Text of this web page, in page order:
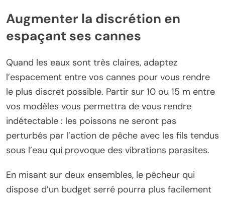
Augmenter la discrétion en
espaçant ses cannes
Quand les eaux sont très claires, adaptez
l’espacement entre vos cannes pour vous rendre
le plus discret possible. Partir sur 10 ou 15 m entre
vos modèles vous permettra de vous rendre
indétectable : les poissons ne seront pas
perturbés par l’action de pêche avec les fils tendus
sous l’eau qui provoque des vibrations parasites.
En misant sur deux ensembles, le pêcheur qui
dispose d’un budget serré pourra plus facilement